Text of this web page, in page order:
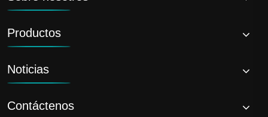
Sobre nosotros
Productos
Noticias